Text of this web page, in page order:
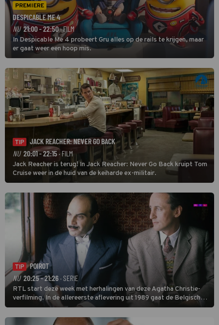
PREMIERE
DESPICABLE ME 4
NU 21:00 - 22:50· FILM
In Despicable Me 4 probeert Gru alles op de rails te krijgen, maar
er gaat weer een hoop mis.
TIP
JACK REACHER: NEVER GO BACK
NU 20:01 - 22:15· FILM
Jack Reacher is terug! In Jack Reacher: Never Go Back kruipt Tom
Cruise weer in de huid van de keiharde ex-militair.
TIP
POIROT
NU 20:25 - 21:26 · SERIE
RTL start deze week met herhalingen van deze Agatha Christie-
verfilming. In de allereerste aflevering uit 1989 gaat de Belgische
speurder op zoek naar een vermiste kok. Poirot raakt al snel
verwikkeld in een moordzaak. (HH)